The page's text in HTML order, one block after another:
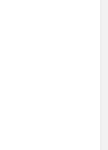
входять до
потрібно
подій